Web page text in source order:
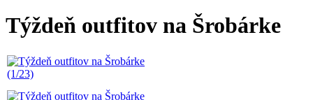
Týždeň outfitov na Šrobárke